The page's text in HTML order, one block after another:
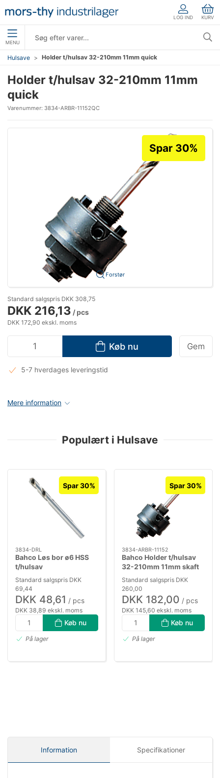
LOG IND KURV
MENU
Hulsave Holder t/hulsav 32-210mm 11mm quick
Holder t/hulsav 32-210mm 11mm
quick
Varenummer: 3834-ARBR-11152QC
Forstør
Spar 30%
Standard salgspris DKK 308,75
DKK 216,13 / pcs
DKK 172,90 ekskl. moms
Køb nu Gem
5-7 hverdages leveringstid
Mere information
Populært i Hulsave
Spar 30%
3834-DRL
Bahco Løs bor ø6 HSS
t/hulsav
Standard salgspris DKK
69,44
DKK 48,61 / pcs
DKK 38,89 ekskl. moms
Køb nu
På lager
Spar 30%
3834-ARBR-11152
Bahco Holder t/hulsav
32-210mm 11mm skaft
Standard salgspris DKK
260,00
DKK 182,00 / pcs
DKK 145,60 ekskl. moms
Køb nu
På lager
Information Specifikationer